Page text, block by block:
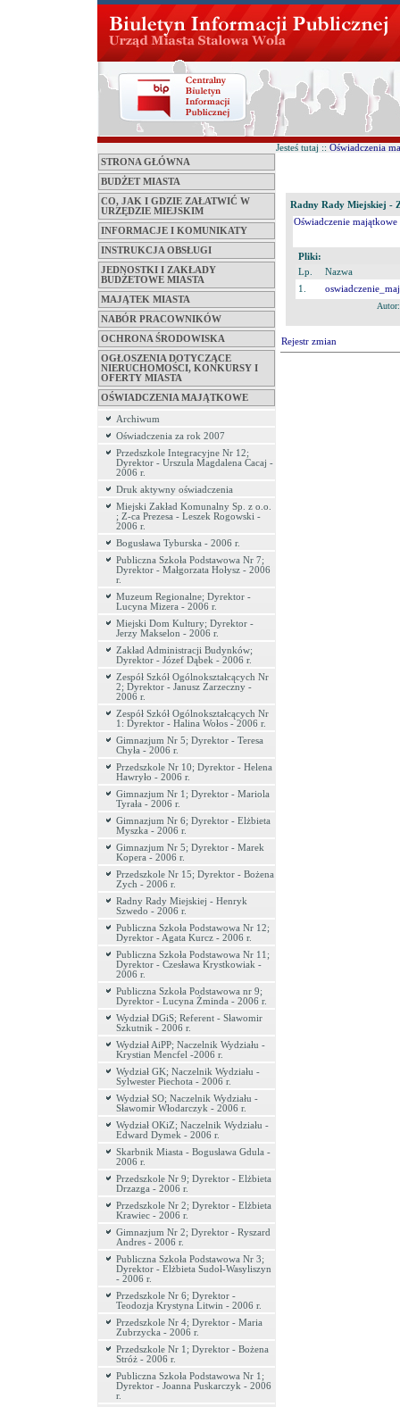
STRONA GŁÓWNA
BUDŻET MIASTA
CO, JAK I GDZIE ZAŁATWIĆ W
URZĘDZIE MIEJSKIM
INFORMACJE I KOMUNIKATY
INSTRUKCJA OBSŁUGI
JEDNOSTKI I ZAKŁADY
BUDŻETOWE MIASTA
MAJĄTEK MIASTA
NABÓR PRACOWNIKÓW
OCHRONA ŚRODOWISKA
OGŁOSZENIA DOTYCZĄCE
NIERUCHOMOŚCI, KONKURSY I
OFERTY MIASTA
OŚWIADCZENIA MAJĄTKOWE
Archiwum
Oświadczenia za rok 2007
Przedszkole Integracyjne Nr 12;
Dyrektor - Urszula Magdalena Cacaj -
2006 r.
Druk aktywny oświadczenia
Miejski Zakład Komunalny Sp. z o.o.
; Z-ca Prezesa - Leszek Rogowski -
2006 r.
Bogusława Tyburska - 2006 r.
Publiczna Szkoła Podstawowa Nr 7;
Dyrektor - Małgorzata Hołysz - 2006
r.
Muzeum Regionalne; Dyrektor -
Lucyna Mizera - 2006 r.
Miejski Dom Kultury; Dyrektor -
Jerzy Makselon - 2006 r.
Zakład Administracji Budynków;
Dyrektor - Józef Dąbek - 2006 r.
Zespół Szkół Ogólnokształcących Nr
2; Dyrektor - Janusz Zarzeczny -
2006 r.
Zespół Szkół Ogólnokształcących Nr
1: Dyrektor - Halina Wołos - 2006 r.
Gimnazjum Nr 5; Dyrektor - Teresa
Chyła - 2006 r.
Przedszkole Nr 10; Dyrektor - Helena
Hawryło - 2006 r.
Gimnazjum Nr 1; Dyrektor - Mariola
Tyrała - 2006 r.
Gimnazjum Nr 6; Dyrektor - Elżbieta
Myszka - 2006 r.
Gimnazjum Nr 5; Dyrektor - Marek
Kopera - 2006 r.
Przedszkole Nr 15; Dyrektor - Bożena
Zych - 2006 r.
Radny Rady Miejskiej - Henryk
Szwedo - 2006 r.
Publiczna Szkoła Podstawowa Nr 12;
Dyrektor - Agata Kurcz - 2006 r.
Publiczna Szkoła Podstawowa Nr 11;
Dyrektor - Czesława Krystkowiak -
2006 r.
Publiczna Szkoła Podstawowa nr 9;
Dyrektor - Lucyna Żminda - 2006 r.
Wydział DGiS; Referent - Sławomir
Szkutnik - 2006 r.
Wydział AiPP; Naczelnik Wydziału -
Krystian Mencfel -2006 r.
Wydział GK; Naczelnik Wydziału -
Sylwester Piechota - 2006 r.
Wydział SO; Naczelnik Wydziału -
Sławomir Włodarczyk - 2006 r.
Wydział OKiZ; Naczelnik Wydziału -
Edward Dymek - 2006 r.
Skarbnik Miasta - Bogusława Gdula -
2006 r.
Przedszkole Nr 9; Dyrektor - Elżbieta
Drzazga - 2006 r.
Przedszkole Nr 2; Dyrektor - Elżbieta
Krawiec - 2006 r.
Gimnazjum Nr 2; Dyrektor - Ryszard
Andres - 2006 r.
Publiczna Szkoła Podstawowa Nr 3;
Dyrektor - Elżbieta Sudoł-Wasyliszyn
- 2006 r.
Przedszkole Nr 6; Dyrektor -
Teodozja Krystyna Litwin - 2006 r.
Przedszkole Nr 4; Dyrektor - Maria
Zubrzycka - 2006 r.
Przedszkole Nr 1; Dyrektor - Bożena
Stróż - 2006 r.
Publiczna Szkoła Podstawowa Nr 1;
Dyrektor - Joanna Puskarczyk - 2006
r.
Jesteś tutaj :: Oświadczenia
Radny Rady Miejskiej -
Oświadczenie majątkowe
Pliki:
Lp.
Nazwa
1.
Rejestr zmian